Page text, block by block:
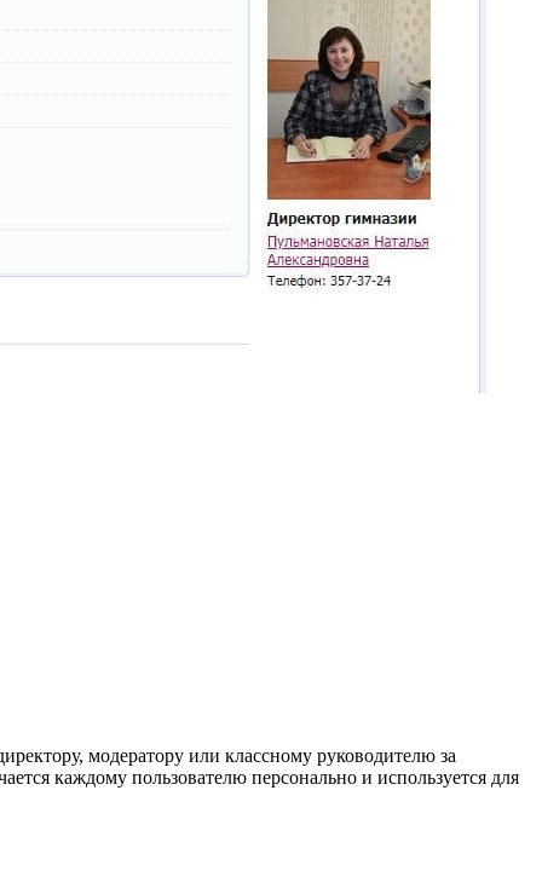
модератору или классному руководителю за
каждому пользователю персонально и используется для